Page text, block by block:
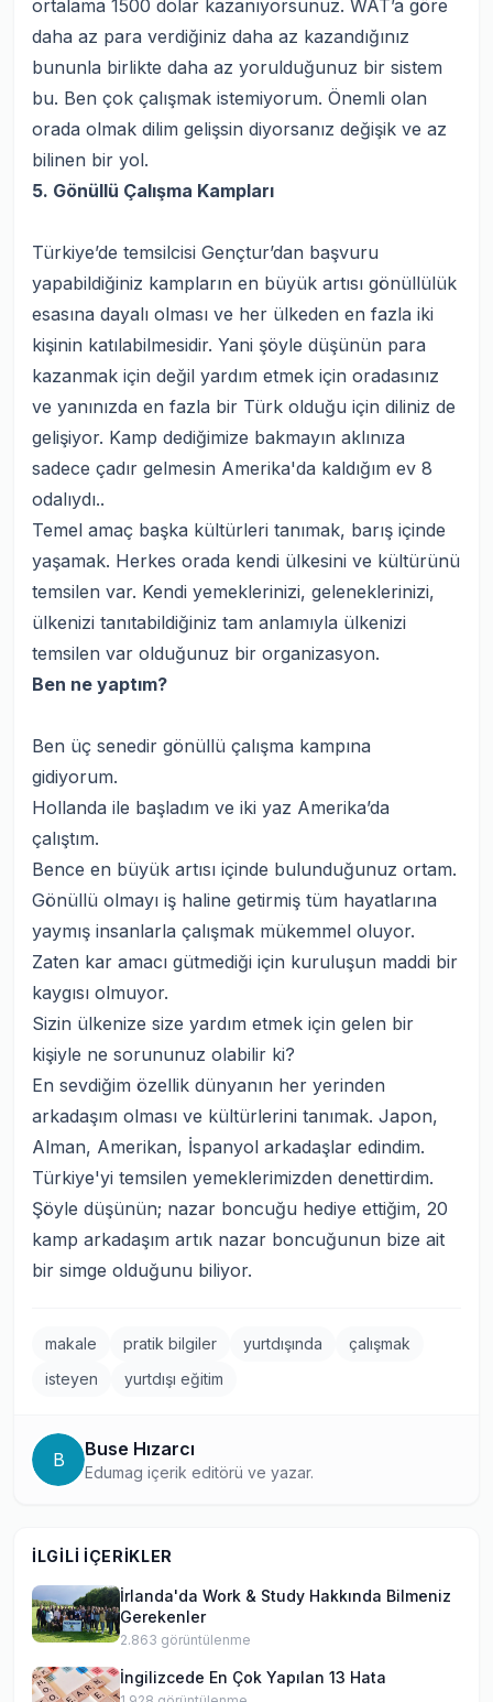
ortalama 1500 dolar kazanıyorsunuz. WAT’a göre
daha az para verdiğiniz daha az kazandığınız
bununla birlikte daha az yorulduğunuz bir sistem
bu. Ben çok çalışmak istemiyorum. Önemli olan
orada olmak dilim gelişsin diyorsanız değişik ve az
bilinen bir yol.
5. Gönüllü Çalışma Kampları
Türkiye’de temsilcisi Gençtur’dan başvuru
yapabildiğiniz kampların en büyük artısı gönüllülük
esasına dayalı olması ve her ülkeden en fazla iki
kişinin katılabilmesidir. Yani şöyle düşünün para
kazanmak için değil yardım etmek için oradasınız
ve yanınızda en fazla bir Türk olduğu için diliniz de
gelişiyor. Kamp dediğimize bakmayın aklınıza
sadece çadır gelmesin Amerika'da kaldığım ev 8
odalıydı..
Temel amaç başka kültürleri tanımak, barış içinde
yaşamak. Herkes orada kendi ülkesini ve kültürünü
temsilen var. Kendi yemeklerinizi, geleneklerinizi,
ülkenizi tanıtabildiğiniz tam anlamıyla ülkenizi
temsilen var olduğunuz bir organizasyon.
Ben ne yaptım?
Ben üç senedir gönüllü çalışma kampına
gidiyorum.
Hollanda ile başladım ve iki yaz Amerika’da
çalıştım.
Bence en büyük artısı içinde bulunduğunuz ortam.
Gönüllü olmayı iş haline getirmiş tüm hayatlarına
yaymış insanlarla çalışmak mükemmel oluyor.
Zaten kar amacı gütmediği için kuruluşun maddi bir
kaygısı olmuyor.
Sizin ülkenize size yardım etmek için gelen bir
kişiyle ne sorununuz olabilir ki?
En sevdiğim özellik dünyanın her yerinden
arkadaşım olması ve kültürlerini tanımak. Japon,
Alman, Amerikan, İspanyol arkadaşlar edindim.
Türkiye'yi temsilen yemeklerimizden denettirdim.
Şöyle düşünün; nazar boncuğu hediye ettiğim, 20
kamp arkadaşım artık nazar boncuğunun bize ait
bir simge olduğunu biliyor.
makale pratik bilgiler yurtdışında
çalışmak
isteyen
yurtdışı eğitim
B Buse Hızarcı
Edumag içerik editörü ve yazar.
İLGILI İÇERIKLER
İrlanda'da Work & Study Hakkında Bilmeniz
Gerekenler
2.863 görüntülenme
İngilizcede En Çok Yapılan 13 Hata